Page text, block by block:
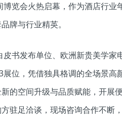
览会火热启幕，作为酒店行业
牌与行业精英。
书发布单位、欧洲新贵美学家
位，凭借独具格调的全场景高
的空间升级与品质赋能，开展
驻足洽谈，现场咨询合作不断